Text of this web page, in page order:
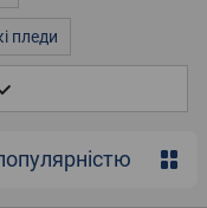
пледи
3д покривала